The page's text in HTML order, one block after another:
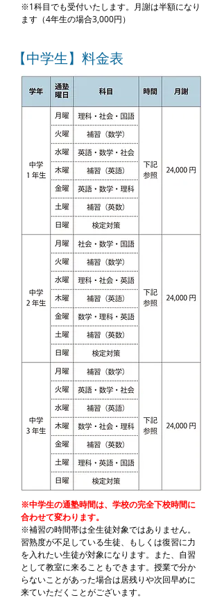
※1科目でも受付いたします。月謝は半額になり
ます（4年生の場合3,000円）
【中学生】料金表
※中学生の通塾時間は、学校の完全下校時間に
合わせて変わります。
※補習の時間帯は全生徒対象ではありません。
習熟度が不足している生徒、もしくは復習に力
を入れたい生徒が対象になります。また、自習
として教室に来ることもできます。授業で分か
らないことがあった場合は居残りや次回早めに
来ていただくことがございます。